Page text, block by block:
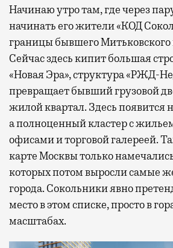
Начинаю утро там, где через
начинать его жители «КОД
границы бывшего Митьковского
Сейчас здесь кипит большая
«Новая Эра», структура «РЖД-
превращает бывший грузовой
жилой квартал. Здесь появится
а полноценный кластер с
офисами и торговой галереей.
карте Москвы только
которых потом выросли самые
города. Сокольники явно
место в этом списке, просто в
масштабах.